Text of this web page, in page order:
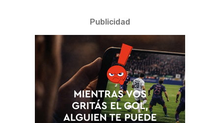
Publicidad